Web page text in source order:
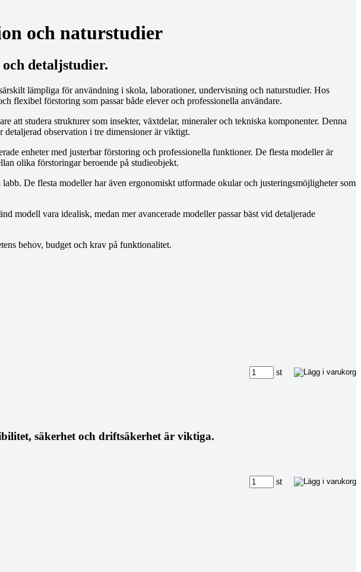
och naturstudier
detaljstudier.
lämpliga för användning i skola, laborationer, undervisning och naturstudier. Hos
flexibel förstoring som passar både elever och professionella användare.
studera strukturer som insekter, växtdelar, mineraler och tekniska komponenter. Denna
observation i tre dimensioner är viktigt.
enheter med justerbar förstoring och professionella funktioner. De flesta modeller är
olika förstoringar beroende på studieobjekt.
De flesta modeller har även ergonomiskt utformade okular och justeringsmöjligheter som
modell vara idealisk, medan mer avancerade modeller passar bäst vid detaljerade
behov, budget och krav på funktionalitet.
st
säkerhet och driftsäkerhet är viktiga.
st